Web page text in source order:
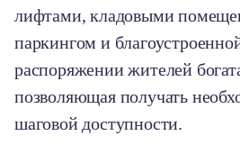
лифтами, кладовыми
паркингом и
распоряжении жителей
позволяющая получать
шаговой доступности.